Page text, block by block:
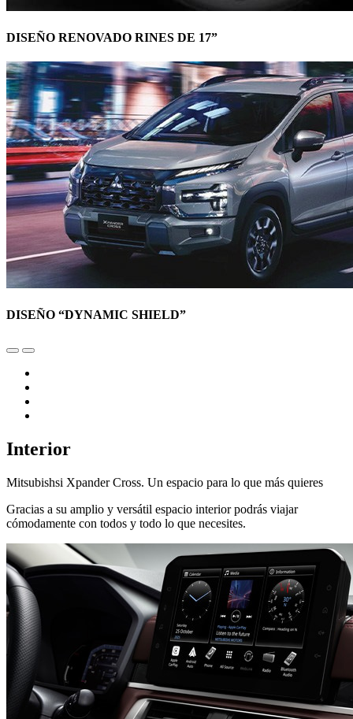
DISEÑO RENOVADO RINES DE 17”
DISEÑO “DYNAMIC SHIELD”
Interior
Mitsubishsi Xpander Cross. Un espacio para lo que más quieres
Gracias a su amplio y versátil espacio interior podrás viajar
cómodamente con todos y todo lo que necesites.